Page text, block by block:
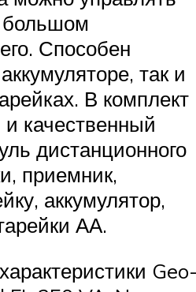
большом
Способен
так и
В комплект
качественный
дистанционного
приемник,
аккумулятор,
АА.